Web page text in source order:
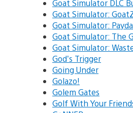
Goat Simulator DLC
Goat Simulator:
Goat Simulator:
Goat Simulator: The
Goat Simulator:
God’s Trigger
Going Under
Golazo!
Golem Gates
Golf With Your